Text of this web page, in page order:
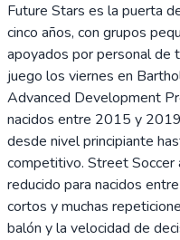
Future Stars es la puerta
cinco años, con grupos
apoyados por personal de
juego los viernes en
Advanced Development
nacidos entre 2015 y
desde nivel principiante
competitivo. Street Soccer
reducido para nacidos
cortos y muchas
balón y la velocidad de